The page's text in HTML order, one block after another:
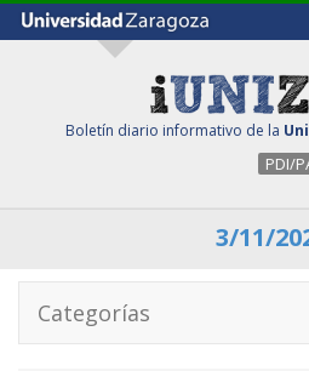
Boletín diario informativo de la
PDI/
3/11/
Categorías